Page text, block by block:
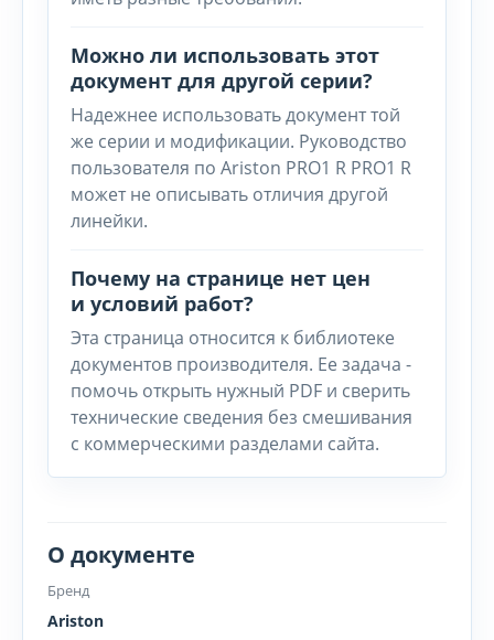
Можно ли использовать этот
документ для другой серии?
Надежнее использовать документ той
же серии и модификации. Руководство
пользователя по Ariston PRO1 R PRO1 R
может не описывать отличия другой
линейки.
Почему на странице нет цен
и условий работ?
Эта страница относится к библиотеке
документов производителя. Ее задача -
помочь открыть нужный PDF и сверить
технические сведения без смешивания
с коммерческими разделами сайта.
О документе
Бренд
Ariston